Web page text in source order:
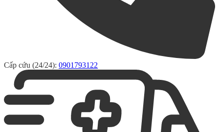
Cấp cứu (24/24): 0901793122